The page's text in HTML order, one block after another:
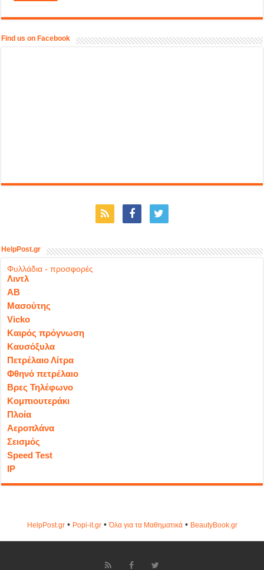
Find us on Facebook
HelpPost.gr
Φυλλάδια - προσφορές
Λιντλ
ΑΒ
Μασούτης
Vicko
Καιρός πρόγνωση
Καυσόξυλα
Πετρέλαιο Λίτρα
Φθηνό πετρέλαιο
Βρες Τηλέφωνο
Κομπιουτεράκι
Πλοία
Αεροπλάνα
Σεισμός
Speed Test
IP
HelpPost.gr• Popi-it.gr•Όλα για τα Μαθηματικά• ΒeautyΒook.gr